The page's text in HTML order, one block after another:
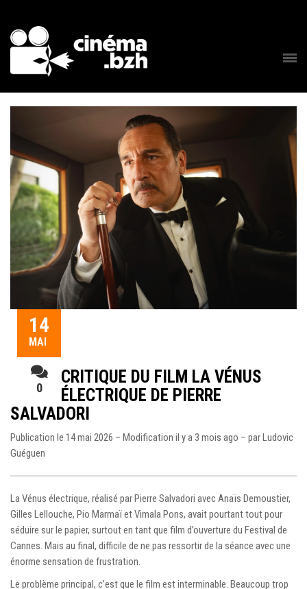
14
MAI
0
CRITIQUE DU FILM LA VÉNUS
ÉLECTRIQUE DE PIERRE
SALVADORI
Publication le 14 mai 2026 – Modification il y a 3 mois ago – parLudovic
Guéguen
La Vénus électrique, réalisé par Pierre Salvadori avec Anaïs Demoustier,
Gilles Lellouche, Pio Marmaï et Vimala Pons, avait pourtant tout pour
séduire sur le papier, surtout en tant que film d’ouverture du Festival de
Cannes. Mais au final, difficile de ne pas ressortir de la séance avec une
énorme sensation de frustration.
Le problème principal, c’est que le film est interminable. Beaucoup trop